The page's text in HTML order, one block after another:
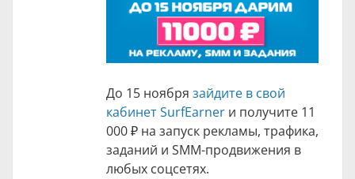
До 15 ноября зайдите в свой
кабинет SurfEarner и получите 11
000 ₽ на запуск рекламы, трафика,
заданий и SMM-продвижения в
любых соцсетях.